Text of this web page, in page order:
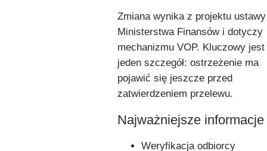
Zmiana wynika z projektu ustawy
Ministerstwa Finansów i dotyczy
mechanizmu VOP. Kluczowy jest
jeden szczegół: ostrzeżenie ma
pojawić się jeszcze przed
zatwierdzeniem przelewu.
Najważniejsze informacje
Weryfikacja odbiorcy